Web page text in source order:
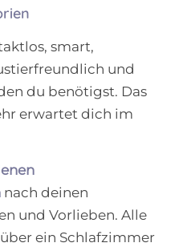
smart,
und
du benötigst. Das
erwartet dich im
nach deinen
und Vorlieben. Alle
ein Schlafzimmer